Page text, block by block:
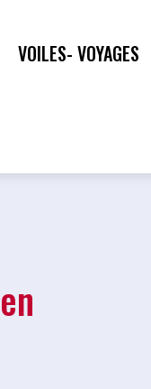
VOILES- VOYAGES